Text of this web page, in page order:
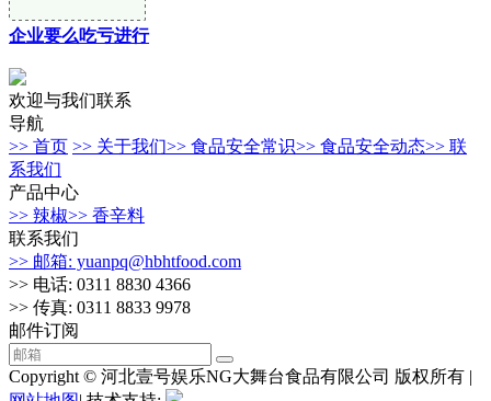
企业要么吃亏进行
欢迎与我们联系
导航
>> 首页 >> 关于我们>> 食品安全常识>> 食品安全动态>> 联
系我们
产品中心
>> 辣椒>> 香辛料
联系我们
>> 邮箱: yuanpq@hbhtfood.com
>> 电话: 0311 8830 4366
>> 传真: 0311 8833 9978
邮件订阅
Copyright © 河北壹号娱乐NG大舞台食品有限公司 版权所有 |